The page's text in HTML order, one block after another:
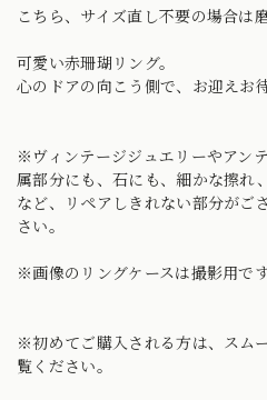
こちら、サイズ直し不要の場合は
可愛い赤珊瑚リング。
心のドアの向こう側で、お迎えお
※ヴィンテージジュエリーやアン
属部分にも、石にも、細かな擦れ
など、リペアしきれない部分がご
さい。
※画像のリングケースは撮影用です
※初めてご購入される方は、スム
覧ください。